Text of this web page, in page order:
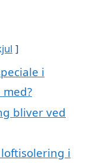
i
bliver ved
i